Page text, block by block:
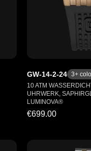
GW-14-2-24 3+
10 ATM
UHRWERK,
LUMINOVA®
€699.00